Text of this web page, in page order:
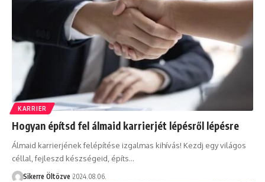
KARRIER
Hogyan építsd fel álmaid karrierjét lépésről lépésre
Álmaid karrierjének felépítése izgalmas kihívás! Kezdj egy világos
céllal, fejleszd készségeid, építs…
Sikerre Öltözve 2024.08.06.